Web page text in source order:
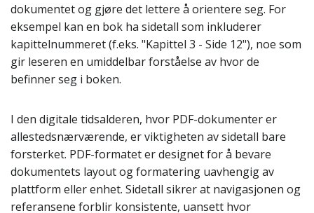
dokumentet og gjøre det lettere å orientere seg. For
eksempel kan en bok ha sidetall som inkluderer
kapittelnummeret (f.eks. "Kapittel 3 - Side 12"), noe som
gir leseren en umiddelbar forståelse av hvor de
befinner seg i boken.
I den digitale tidsalderen, hvor PDF-dokumenter er
allestedsnærværende, er viktigheten av sidetall bare
forsterket. PDF-formatet er designet for å bevare
dokumentets layout og formatering uavhengig av
plattform eller enhet. Sidetall sikrer at navigasjonen og
referansene forblir konsistente, uansett hvor